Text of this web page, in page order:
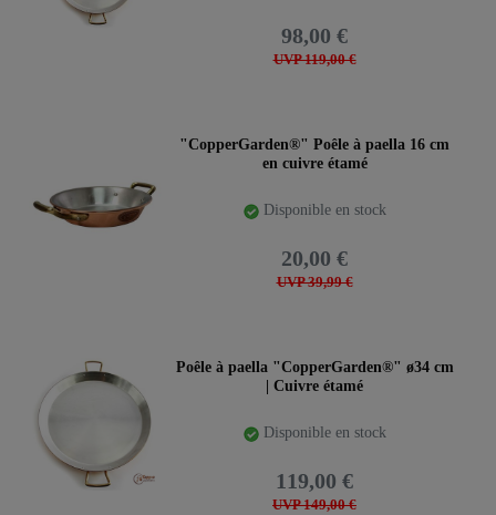
UVP 119,00 €
98,00 €
"CopperGarden®" Poêle à paella 16 cm
en cuivre étamé
Disponible en stock
UVP 39,99 €
20,00 €
Poêle à paella "CopperGarden®" ø34 cm
| Cuivre étamé
Disponible en stock
UVP 149,00 €
119,00 €